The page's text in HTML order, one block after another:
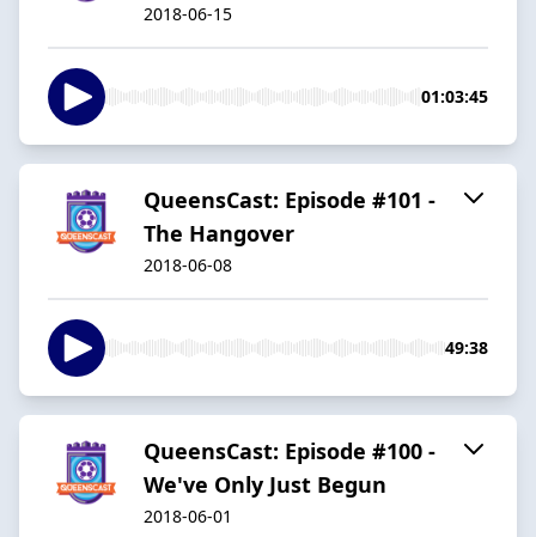
2018-06-15
01:03:45
QueensCast: Episode #101 -
The Hangover
2018-06-08
49:38
QueensCast: Episode #100 -
We've Only Just Begun
2018-06-01